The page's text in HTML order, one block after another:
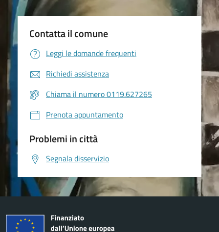
Contatta il comune
Leggi le domande frequenti
Richiedi assistenza
Chiama il numero 0119.627265
Prenota appuntamento
Problemi in città
Segnala disservizio